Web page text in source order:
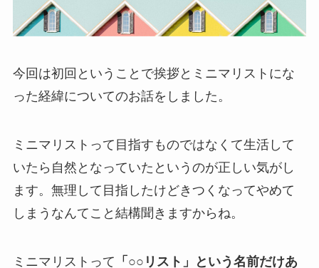
今回は初回ということで挨拶とミニマリストにな
った経緯についてのお話をしました。
ミニマリストって目指すものではなくて生活して
いたら自然となっていたというのが正しい気がし
ます。無理して目指したけどきつくなってやめて
しまうなんてこと結構聞きますからね。
ミニマリストって 「○○リスト」という名前だけあ